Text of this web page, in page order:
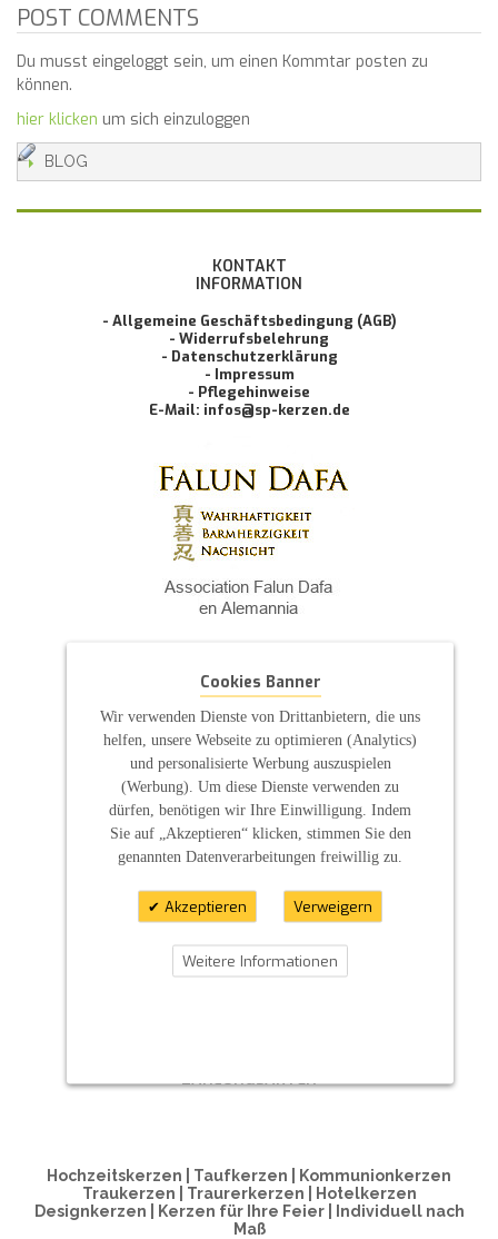
POST COMMENTS
Du musst eingeloggt sein, um einen Kommtar posten zu
können.
hier klicken um sich einzuloggen
BLOG
KONTAKT
INFORMATION
- Allgemeine Geschäftsbedingung (AGB)
- Widerrufsbelehrung
- Datenschutzerklärung
- Impressum
- Pflegehinweise
E-Mail: infos@sp-kerzen.de
ZAHLUNGSARTEN
Hochzeitskerzen | Taufkerzen | Kommunionkerzen
Traukerzen | Traurerkerzen | Hotelkerzen
Designkerzen | Kerzen für Ihre Feier | Individuell nach
Maß
Cookies Banner
Wir verwenden Dienste von Drittanbietern, die uns
helfen, unsere Webseite zu optimieren (Analytics)
und personalisierte Werbung auszuspielen
(Werbung). Um diese Dienste verwenden zu
dürfen, benötigen wir Ihre Einwilligung. Indem
Sie auf „Akzeptieren“ klicken, stimmen Sie den
genannten Datenverarbeitungen freiwillig zu.
Akzeptieren Verweigern
Weitere Informationen